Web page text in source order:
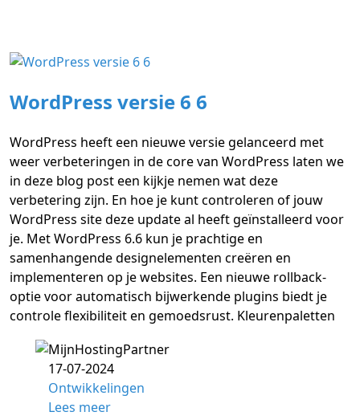
WordPress versie 6 6
WordPress heeft een nieuwe versie gelanceerd met
weer verbeteringen in de core van WordPress laten we
in deze blog post een kijkje nemen wat deze
verbetering zijn. En hoe je kunt controleren of jouw
WordPress site deze update al heeft geïnstalleerd voor
je. Met WordPress 6.6 kun je prachtige en
samenhangende designelementen creëren en
implementeren op je websites. Een nieuwe rollback-
optie voor automatisch bijwerkende plugins biedt je
controle flexibiliteit en gemoedsrust. Kleurenpaletten
17-07-2024
Ontwikkelingen
Lees meer